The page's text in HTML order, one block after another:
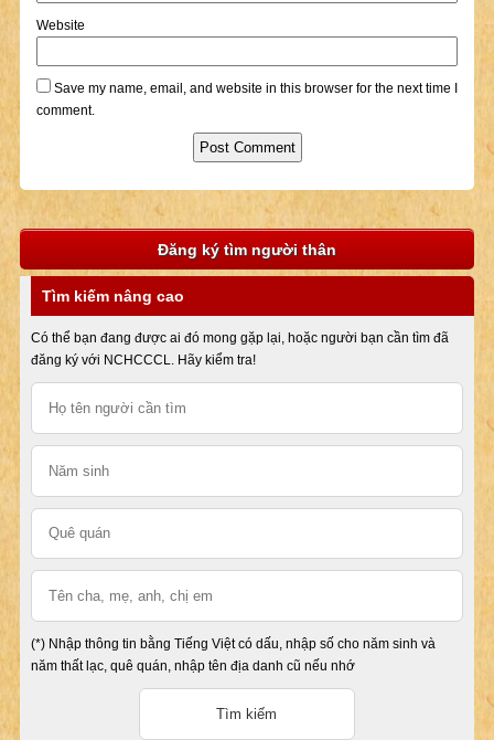
Website
Save my name, email, and website in this browser for the next time I
comment.
Đăng ký tìm người thân
Tìm kiếm nâng cao
Có thể bạn đang được ai đó mong gặp lại, hoặc người bạn cần tìm đã
đăng ký với NCHCCCL. Hãy kiểm tra!
(*) Nhập thông tin bằng Tiếng Việt có dấu, nhập số cho năm sinh và
năm thất lạc, quê quán, nhập tên địa danh cũ nếu nhớ